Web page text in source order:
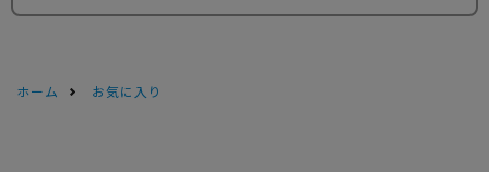
ホーム お気に入り